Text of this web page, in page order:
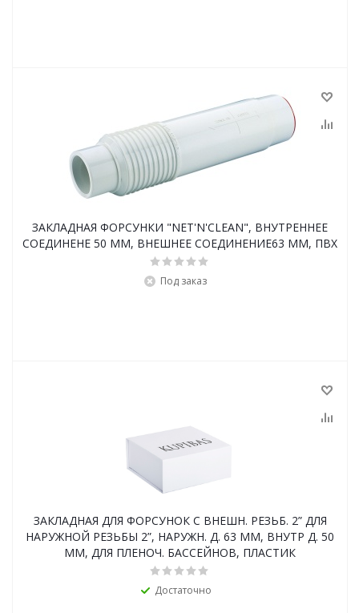
ЗАКЛАДНАЯ ФОРСУНКИ "NET'N'CLEAN", ВНУТРЕННЕЕ
СОЕДИНЕНЕ 50 ММ, ВНЕШНЕЕ СОЕДИНЕНИЕ63 ММ, ПВХ
Под заказ
ЗАКЛАДНАЯ ДЛЯ ФОРСУНОК С ВНЕШН. РЕЗЬБ. 2” ДЛЯ
НАРУЖНОЙ РЕЗЬБЫ 2”, НАРУЖН. Д. 63 ММ, ВНУТР Д. 50
ММ, ДЛЯ ПЛЕНОЧ. БАССЕЙНОВ, ПЛАСТИК
Достаточно